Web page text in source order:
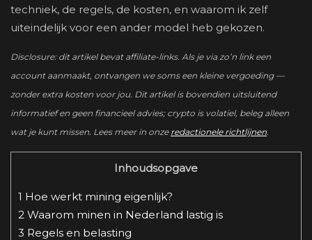
techniek, de regels, de kosten, en waarom ik zelf
uiteindelijk voor een ander model heb gekozen.
Disclosure: dit artikel bevat affiliate-links. Als je via zo’n link een
account aanmaakt, ontvangen we soms een kleine vergoeding —
zonder extra kosten voor jou. Dit artikel is bovendien uitsluitend
informatief en geen financieel advies; crypto is volatiel, beleg alleen
wat je kunt missen. Lees meer in onze redactionele richtlijnen.
Inhoudsopgave
1 Hoe werkt mining eigenlijk?
2 Waarom minen in Nederland lastig is
3 Regels en belasting